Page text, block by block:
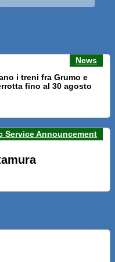
News
i treni fra Grumo e
fino al 30 agosto
FALMAPS E LIVECHAT.
Next
Service Announcement